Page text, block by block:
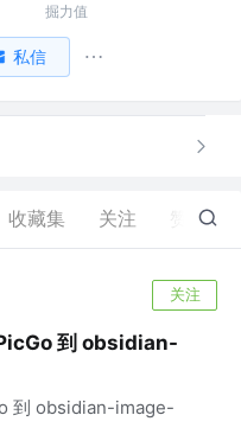
掘力值
私信
收藏集 关注 10
关注
到 obsidian-
到 obsidian-image-